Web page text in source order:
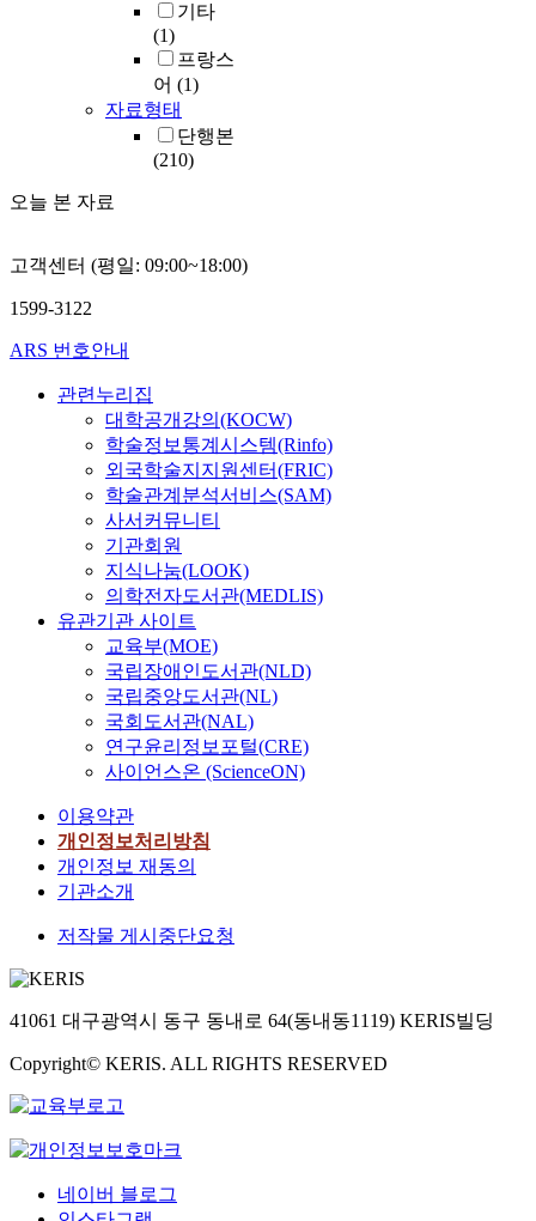
기타
(1)
프랑스
어 (1)
자료형태
단행본
(210)
오늘 본 자료
고객센터 (평일: 09:00~18:00)
1599-3122
ARS 번호안내
관련누리집
대학공개강의(KOCW)
학술정보통계시스템(Rinfo)
외국학술지지원센터(FRIC)
학술관계분석서비스(SAM)
사서커뮤니티
기관회원
지식나눔(LOOK)
의학전자도서관(MEDLIS)
유관기관 사이트
교육부(MOE)
국립장애인도서관(NLD)
국립중앙도서관(NL)
국회도서관(NAL)
연구윤리정보포털(CRE)
사이언스온 (ScienceON)
이용약관
개인정보처리방침
개인정보 재동의
기관소개
저작물 게시중단요청
41061 대구광역시 동구 동내로 64(동내동1119) KERIS빌딩
Copyright© KERIS. ALL RIGHTS RESERVED
네이버 블로그